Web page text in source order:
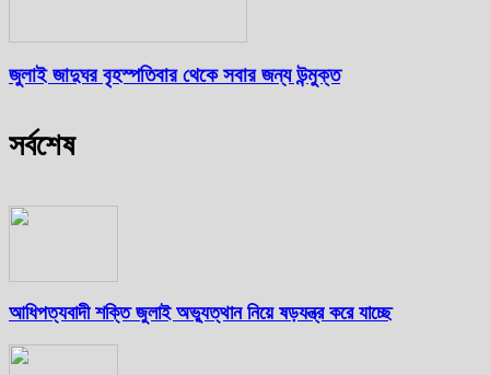
জুলাই জাদুঘর বৃহস্পতিবার থেকে সবার জন্য উন্মুক্ত
সর্বশেষ
আধিপত্যবাদী শক্তি জুলাই অভ্যুত্থান নিয়ে ষড়যন্ত্র করে যাচ্ছে